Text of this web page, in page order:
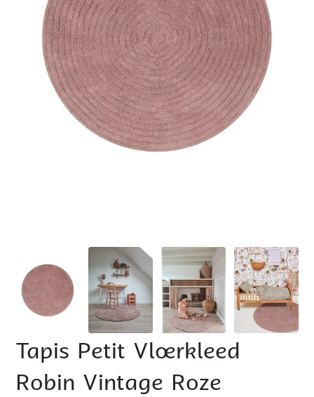
Tapis Petit Vloerkleed
Robin Vintage Roze